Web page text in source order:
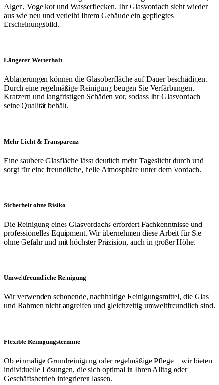
Algen, Vogelkot und Wasserflecken. Ihr Glasvordach sieht wieder
aus wie neu und verleiht Ihrem Gebäude ein gepflegtes
Erscheinungsbild.
Längerer Werterhalt
Ablagerungen können die Glasoberfläche auf Dauer beschädigen.
Durch eine regelmäßige Reinigung beugen Sie Verfärbungen,
Kratzern und langfristigen Schäden vor, sodass Ihr Glasvordach
seine Qualität behält.
Mehr Licht & Transparenz
Eine saubere Glasfläche lässt deutlich mehr Tageslicht durch und
sorgt für eine freundliche, helle Atmosphäre unter dem Vordach.
Sicherheit ohne Risiko –
Die Reinigung eines Glasvordachs erfordert Fachkenntnisse und
professionelles Equipment. Wir übernehmen diese Arbeit für Sie –
ohne Gefahr und mit höchster Präzision, auch in großer Höhe.
Umweltfreundliche Reinigung
Wir verwenden schonende, nachhaltige Reinigungsmittel, die Glas
und Rahmen nicht angreifen und gleichzeitig umweltfreundlich sind.
Flexible Reinigungstermine
Ob einmalige Grundreinigung oder regelmäßige Pflege – wir bieten
individuelle Lösungen, die sich optimal in Ihren Alltag oder
Geschäftsbetrieb integrieren lassen.